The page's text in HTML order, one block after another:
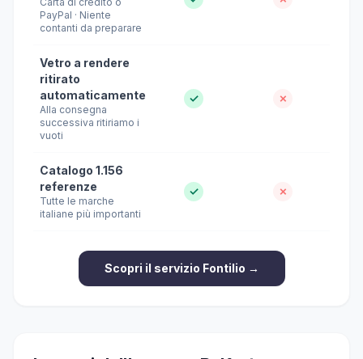
PayPal · Niente
contanti da preparare
Vetro a rendere
ritirato
automaticamente
Alla consegna
successiva ritiriamo i
vuoti
✓ ✗
Catalogo 1.156
referenze
Tutte le marche
italiane più importanti
✓ ✗
Scopri il servizio Fontilio →